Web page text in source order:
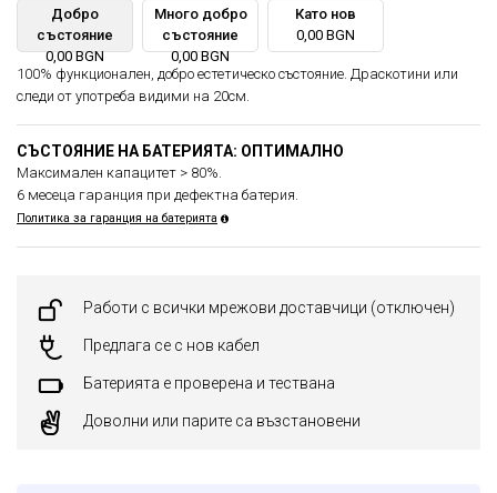
Добро
състояние
0,00 BGN
Много добро
състояние
0,00 BGN
Като нов
0,00 BGN
100% функционален, добро естетическо състояние. Драскотини или
следи от употреба видими на 20см.
СЪСТОЯНИЕ НА БАТЕРИЯТА: ОПТИМАЛНО
Максимален капацитет > 80%.
6 месеца гаранция при дефектна батерия.
Политика за гаранция на батерията
Работи с всички мрежови доставчици (отключен)
Предлага се с нов кабел
Батерията е проверена и тествана
Доволни или парите са възстановени